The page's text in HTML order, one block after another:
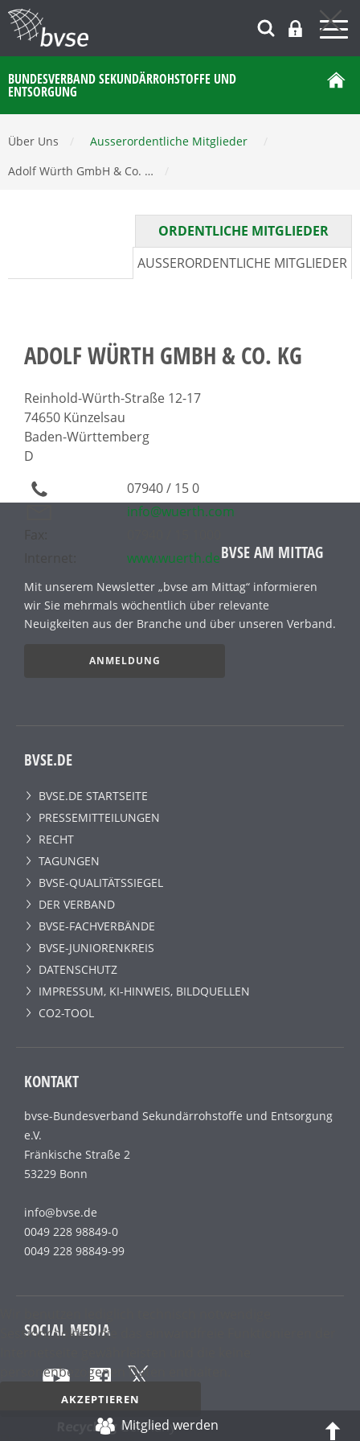
Recycling Germany
BUNDESVERBAND SEKUNDÄRROHSTOFFE UND
ENTSORGUNG
Über Uns Ausserordentliche Mitglieder
Adolf Würth GmbH & Co. …
ORDENTLICHE MITGLIEDER
AUSSERORDENTLICHE MITGLIEDER
ADOLF WÜRTH GMBH & CO. KG
Reinhold-Würth-Straße 12-17
74650 Künzelsau
Baden-Württemberg
D
07940 / 15 0
info@wuerth.com
www.wuerth.deBVSE AM MITTAG
Mit unserem Newsletter „bvse am Mittag“ informieren
wir Sie mehrmals wöchentlich über relevante
Neuigkeiten aus der Branche und über unseren Verband.
ANMELDUNG
BVSE.DE
BVSE.DE STARTSEITE
PRESSEMITTEILUNGEN
RECHT
TAGUNGEN
BVSE-QUALITÄTSSIEGEL
DER VERBAND
BVSE-FACHVERBÄNDE
BVSE-JUNIORENKREIS
DATENSCHUTZ
IMPRESSUM, KI-HINWEIS, BILDQUELLEN
CO2-TOOL
KONTAKT
bvse-Bundesverband Sekundärrohstoffe und Entsorgung
e.V.
Fränkische Straße 2
53229 Bonn
info@bvse.de
0049 228 98849-0
0049 228 98849-99
SOCIAL MEDIA
Mitglied werden
Sessioncookies, die das einwandfreie Funktionieren der
personenbezogenen Daten enthalten.
AKZEPTIEREN